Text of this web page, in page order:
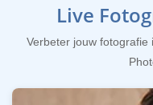
Live
Verbeter jouw